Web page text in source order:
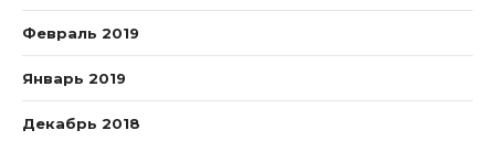
Февраль 2019
Январь 2019
Декабрь 2018